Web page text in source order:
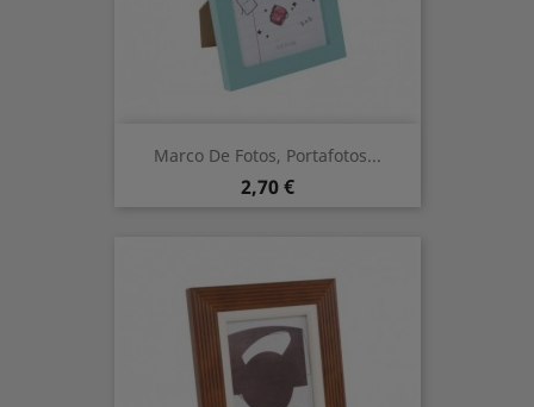
Marco De Fotos, Portafotos...
Prix
2,70 €